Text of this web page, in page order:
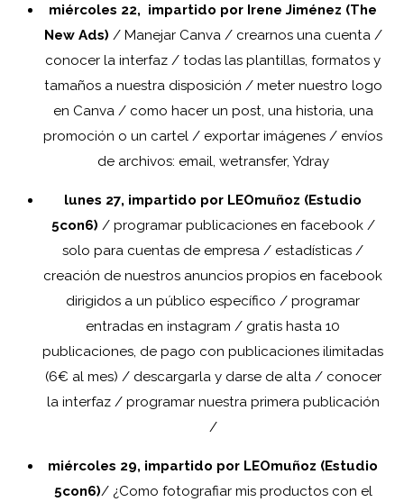
miércoles 22, impartido por Irene Jiménez (The
New Ads) / Manejar Canva / crearnos una cuenta /
conocer la interfaz / todas las plantillas, formatos y
tamaños a nuestra disposición / meter nuestro logo
en Canva / como hacer un post, una historia, una
promoción o un cartel / exportar imágenes / envíos
de archivos: email, wetransfer, Ydray
lunes 27, impartido por LEOmuñoz (Estudio
5con6) / programar publicaciones en facebook /
solo para cuentas de empresa / estadísticas /
creación de nuestros anuncios propios en facebook
dirigidos a un público específico / programar
entradas en instagram / gratis hasta 10
publicaciones, de pago con publicaciones ilimitadas
(6€ al mes) / descargarla y darse de alta / conocer
la interfaz / programar nuestra primera publicación
/
miércoles 29, impartido por LEOmuñoz (Estudio
5con6)/ ¿Como fotografiar mis productos con el